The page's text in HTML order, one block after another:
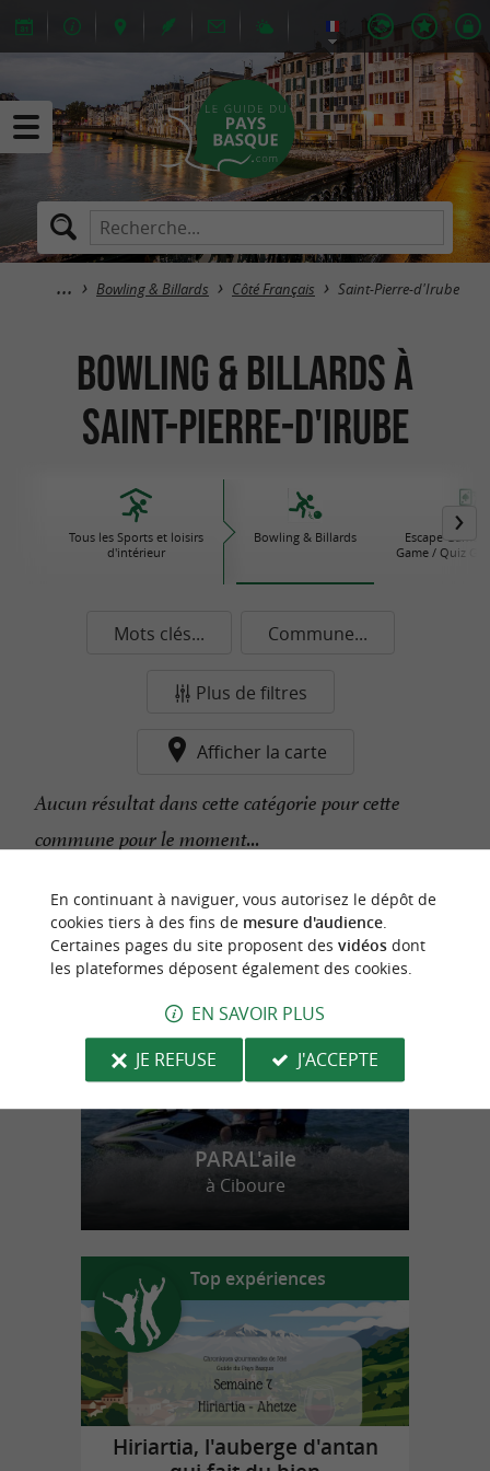
Bowling & Billards Côté Français Saint-Pierre-d'Irube
Bowling & Billards à
Saint-Pierre-d'Irube
Tous les Sports et loisirs
d'intérieur
Bowling & Billards
Escape Game /
Game / Quiz
Mots clés... Commune...
Plus de filtres
Afficher la carte
Aucun résultat dans cette catégorie pour cette
commune pour le moment...
n
o
t
r
e
c
o
u
p
d
e
c
o
e
u
r
PARAL'aile
à Ciboure
Top expériences
Hiriartia, l'auberge d'antan
En continuant à naviguer, vous autorisez le dépôt de
cookies tiers à des fins de mesure d'audience.
Certaines pages du site proposent des vidéosdont
les plateformes déposent également des cookies.
EN SAVOIR PLUS
JE REFUSE
J'ACCEPTE